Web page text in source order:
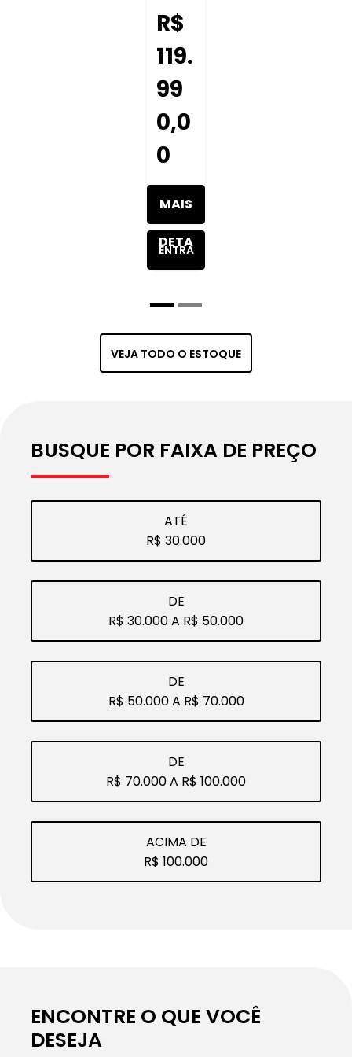
R$
119.
99
0,0
0
MAIS
DETA
VEÍC
ENTRA
VEJA TODO O ESTOQUE
BUSQUE POR FAIXA DE PREÇO
ATÉ
R$ 30.000
DE
R$ 30.000 A R$ 50.000
DE
R$ 50.000 A R$ 70.000
DE
R$ 70.000 A R$ 100.000
ACIMA DE
R$ 100.000
ENCONTRE O QUE VOCÊ
DESEJA